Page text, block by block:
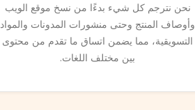
نحن نترجم كل شيء بدءًا من نسخ موقع الويب
وأوصاف المنتج وحتى منشورات المدونات والمواد
التسويقية، مما يضمن اتساق ما تقدم من محتوى
بين مختلف اللغات.